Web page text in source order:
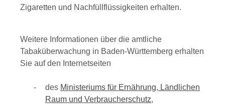
Zigaretten und Nachfüllflüssigkeiten erhalten.
Weitere Informationen über die amtliche
Tabaküberwachung in Baden-Württemberg erhalten
Sie auf den Internetseiten
des Ministeriums für Ernährung, Ländlichen
Raum und Verbraucherschutz,